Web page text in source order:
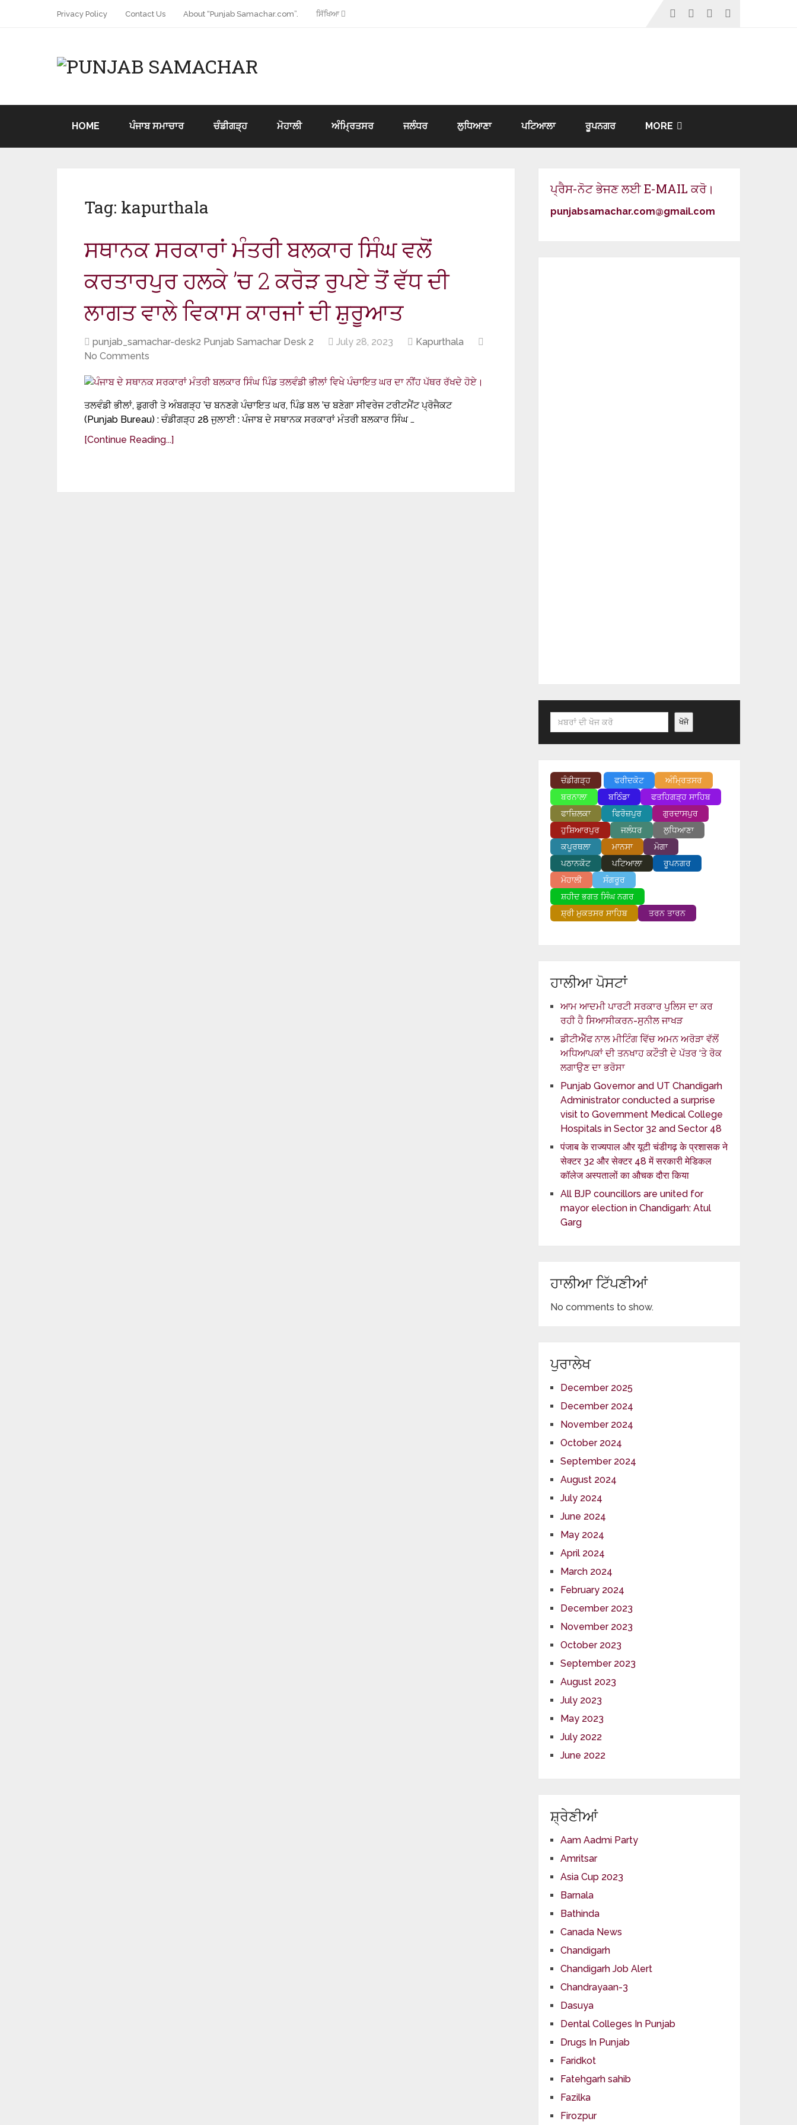
Privacy Policy Contact Us About “Punjab Samachar.com”. ਸਿੱਖਿਆ
HOME ਪੰਜਾਬ ਸਮਾਚਾਰ ਚੰਡੀਗੜ੍ਹ ਮੋਹਾਲੀ ਅੰਮ੍ਰਿਤਸਰ ਜਲੰਧਰ ਲੁਧਿਆਣਾ ਪਟਿਆਲਾ ਰੂਪਨਗਰ MORE
Tag: kapurthala
ਸਥਾਨਕ ਸਰਕਾਰਾਂ ਮੰਤਰੀ ਬਲਕਾਰ ਸਿੰਘ ਵਲੋਂ
ਕਰਤਾਰਪੁਰ ਹਲਕੇ ’ਚ 2 ਕਰੋੜ ਰੁਪਏ ਤੋਂ ਵੱਧ ਦੀ
ਲਾਗਤ ਵਾਲੇ ਵਿਕਾਸ ਕਾਰਜਾਂ ਦੀ ਸ਼ੁਰੂਆਤ
punjab_samachar-desk2 Punjab Samachar Desk 2 July 28, 2023
Kapurthala
No Comments
ਤਲਵੰਡੀ ਭੀਲਾਂ, ਡੁਗਰੀ ਤੇ ਅੰਬਗੜ੍ਹ ’ਚ ਬਨਣਗੇ ਪੰਚਾਇਤ ਘਰ, ਪਿੰਡ ਬਲ ’ਚ ਬਣੇਗਾ ਸੀਵਰੇਜ ਟਰੀਟਮੈਂਟ ਪ੍ਰੋਜੈਕਟ
(Punjab Bureau) : ਚੰਡੀਗੜ੍ਹ 28 ਜੁਲਾਈ : ਪੰਜਾਬ ਦੇ ਸਥਾਨਕ ਸਰਕਾਰਾਂ ਮੰਤਰੀ ਬਲਕਾਰ ਸਿੰਘ …
[Continue Reading...]
ਪ੍ਰੈਸ-ਨੋਟ ਭੇਜਣ ਲਈ E-MAIL ਕਰੋ।
punjabsamachar.com@gmail.com
Search ਖੋਜੋ
ਚੰਡੀਗੜ੍ਹ ਫਰੀਦਕੋਟ
ਅੰਮ੍ਰਿਤਸਰ
ਬਰਨਾਲਾ
ਬਠਿੰਡਾ
ਫਤਹਿਗੜ੍ਹ ਸਾਹਿਬ
ਫਾਜ਼ਿਲਕਾ
ਫਿਰੋਜ਼ਪੁਰ
ਗੁਰਦਾਸਪੁਰ
ਹੁਸ਼ਿਆਰਪੁਰ
ਜਲੰਧਰ
ਲੁਧਿਆਣਾ
ਕਪੂਰਥਲਾ
ਮਾਨਸਾ
ਮੋਗਾ
ਪਠਾਨਕੋਟ
ਪਟਿਆਲਾ
ਰੂਪਨਗਰ
ਮੋਹਾਲੀ
ਸੰਗਰੂਰ
ਸ਼ਹੀਦ ਭਗਤ ਸਿੰਘ ਨਗਰ
ਸ਼੍ਰੀ ਮੁਕਤਸਰ ਸਾਹਿਬ
ਤਰਨ ਤਾਰਨ
ਹਾਲੀਆ ਪੋਸਟਾਂ
ਆਮ ਆਦਮੀ ਪਾਰਟੀ ਸਰਕਾਰ ਪੁਲਿਸ ਦਾ ਕਰ
ਰਹੀ ਹੈ ਸਿਆਸੀਕਰਨ-ਸੁਨੀਲ ਜਾਖੜ
ਡੀਟੀਐੱਫ ਨਾਲ ਮੀਟਿੰਗ ਵਿੱਚ ਅਮਨ ਅਰੋੜਾ ਵੱਲੋਂ
ਅਧਿਆਪਕਾਂ ਦੀ ਤਨਖਾਹ ਕਟੌਤੀ ਦੇ ਪੱਤਰ ‘ਤੇ ਰੋਕ
ਲਗਾਉਣ ਦਾ ਭਰੋਸਾ
Punjab Governor and UT Chandigarh
Administrator conducted a surprise
visit to Government Medical College
Hospitals in Sector 32 and Sector 48
पंजाब के राज्यपाल और यूटी चंडीगढ़ के प्रशासक ने
सेक्टर 32 और सेक्टर 48 में सरकारी मेडिकल
कॉलेज अस्पतालों का औचक दौरा किया
All BJP councillors are united for
mayor election in Chandigarh: Atul
Garg
ਹਾਲੀਆ ਟਿੱਪਣੀਆਂ
No comments to show.
ਪੁਰਾਲੇਖ
December 2025
December 2024
November 2024
October 2024
September 2024
August 2024
July 2024
June 2024
May 2024
April 2024
March 2024
February 2024
December 2023
November 2023
October 2023
September 2023
August 2023
July 2023
May 2023
July 2022
June 2022
ਸ਼੍ਰੇਣੀਆਂ
Aam Aadmi Party
Amritsar
Asia Cup 2023
Barnala
Bathinda
Canada News
Chandigarh
Chandigarh Job Alert
Chandrayaan-3
Dasuya
Dental Colleges In Punjab
Drugs In Punjab
Faridkot
Fatehgarh sahib
Fazilka
Firozpur